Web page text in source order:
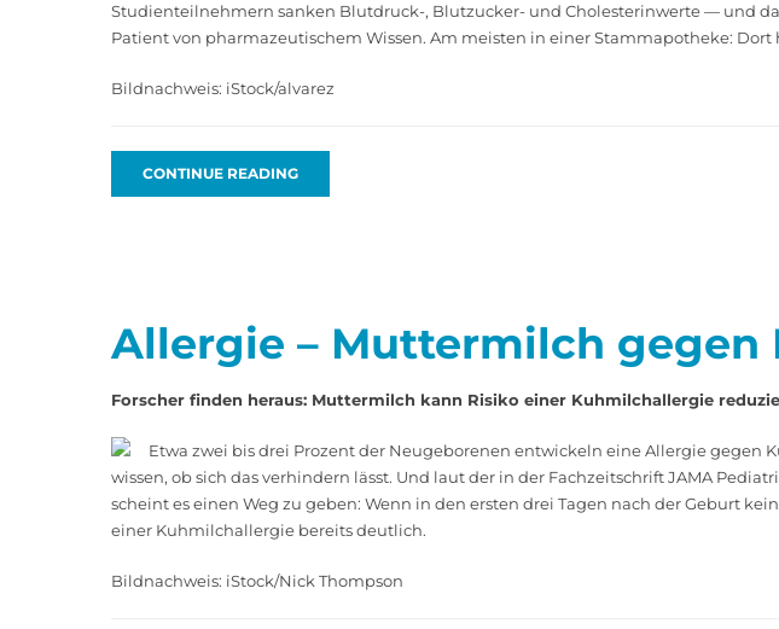
Studienteilnehmern sanken Blutdruck-, Blutzucker- und Cholesterinwerte — und
Patient von pharmazeutischem Wissen. Am meisten in einer Stammapotheke:
Bildnachweis: iStock/alvarez
CONTINUE READING
Allergie – Muttermilch
Forscher finden heraus: Muttermilch kann Risiko einer Kuhmilchallergie
Etwa zwei bis drei Prozent der Neugeborenen entwickeln eine Allergie gegen
wissen, ob sich das verhindern lässt. Und laut der in der Fachzeitschrift JAMA
scheint es einen Weg zu geben: Wenn in den ersten drei Tagen nach der Geburt
einer Kuhmilchallergie bereits deutlich.
Bildnachweis: iStock/Nick Thompson